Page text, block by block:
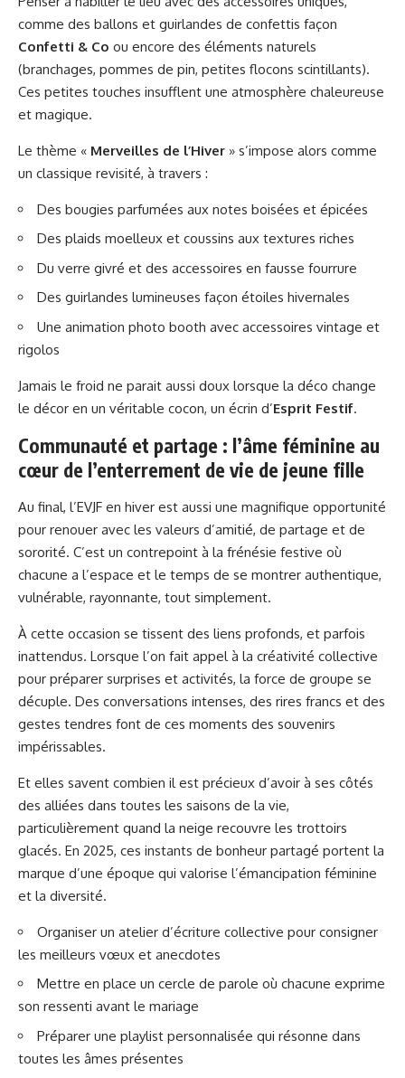
comme des ballons et guirlandes de confettis façon
Confetti & Co ou encore des éléments naturels
(branchages, pommes de pin, petites flocons scintillants).
Ces petites touches insufflent une atmosphère chaleureuse
et magique.
Le thème « Merveilles de l’Hiver » s’impose alors comme
un classique revisité, à travers :
Des bougies parfumées aux notes boisées et épicées
Des plaids moelleux et coussins aux textures riches
Du verre givré et des accessoires en fausse fourrure
Des guirlandes lumineuses façon étoiles hivernales
Une animation photo booth avec accessoires vintage et
rigolos
Jamais le froid ne parait aussi doux lorsque la déco change
le décor en un véritable cocon, un écrin d’Esprit Festif.
Communauté et partage : l’âme féminine au
cœur de l’enterrement de vie de jeune fille
Au final, l’EVJF en hiver est aussi une magnifique opportunité
pour renouer avec les valeurs d’amitié, de partage et de
sororité. C’est un contrepoint à la frénésie festive où
chacune a l’espace et le temps de se montrer authentique,
vulnérable, rayonnante, tout simplement.
À cette occasion se tissent des liens profonds, et parfois
inattendus. Lorsque l’on fait appel à la créativité collective
pour préparer surprises et activités, la force de groupe se
décuple. Des conversations intenses, des rires francs et des
gestes tendres font de ces moments des souvenirs
impérissables.
Et elles savent combien il est précieux d’avoir à ses côtés
des alliées dans toutes les saisons de la vie,
particulièrement quand la neige recouvre les trottoirs
glacés. En 2025, ces instants de bonheur partagé portent la
marque d’une époque qui valorise l’émancipation féminine
et la diversité.
Organiser un atelier d’écriture collective pour consigner
les meilleurs vœux et anecdotes
Mettre en place un cercle de parole où chacune exprime
son ressenti avant le mariage
Préparer une playlist personnalisée qui résonne dans
toutes les âmes présentes